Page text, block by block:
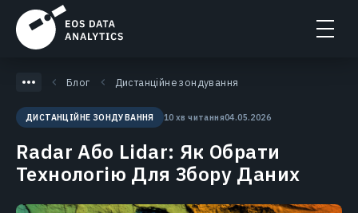
Блог Дистанційне зондування
ДИСТАНЦІЙНЕ ЗОНДУВАННЯ 10 хв читання04.05.2026
Radar Або Lidar: Як Обрати
Технологію Для Збору Даних